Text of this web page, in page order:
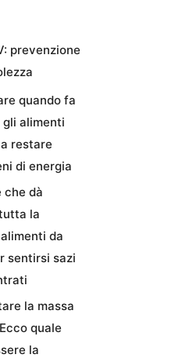
prevenzione
quando fa
gli alimenti
restare
di energia
che dà
la
da
sentirsi sazi
la massa
quale
la